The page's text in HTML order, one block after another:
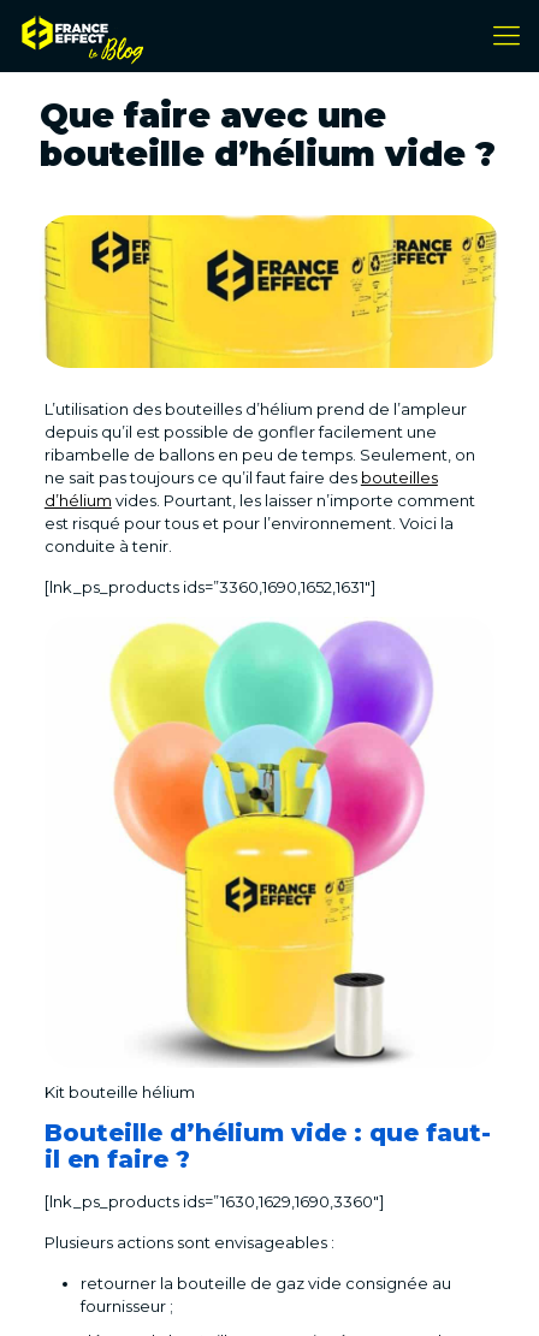
Que faire avec une
bouteille d’hélium vide ?
L’utilisation des bouteilles d’hélium prend de l’ampleur
depuis qu’il est possible de gonfler facilement une
ribambelle de ballons en peu de temps. Seulement, on
ne sait pas toujours ce qu’il faut faire des bouteilles
d’hélium vides. Pourtant, les laisser n’importe comment
est risqué pour tous et pour l’environnement. Voici la
conduite à tenir.
[lnk_ps_products ids=”3360,1690,1652,1631″]
Kit bouteille hélium
Bouteille d’hélium vide : que faut-
il en faire ?
[lnk_ps_products ids=”1630,1629,1690,3360″]
Plusieurs actions sont envisageables :
retourner la bouteille de gaz vide consignée au
fournisseur ;